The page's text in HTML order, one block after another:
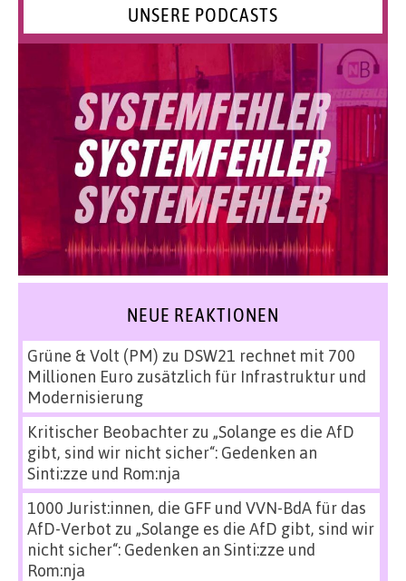
UNSERE PODCASTS
NEUE REAKTIONEN
Grüne & Volt (PM) zu DSW21 rechnet mit 700
Millionen Euro zusätzlich für Infrastruktur und
Modernisierung
Kritischer Beobachterzu „Solange es die AfD
gibt, sind wir nicht sicher“: Gedenken an
Sinti:zze und Rom:nja
1000 Jurist:innen, die GFF und VVN-BdA für das
AfD-Verbot zu „Solange es die AfD gibt, sind wir
nicht sicher“: Gedenken an Sinti:zze und
Rom:nja